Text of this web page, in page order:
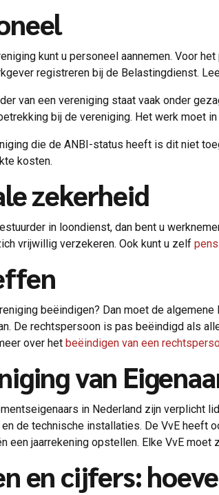
kunt u personeel aannemen. Voor
registreren bij de Belastingdienst.
van een vereniging staat vaak onder
bij de vereniging. Het werk moet
die de ANBI-status heeft is dit niet
kosten.
zekerheid
in loondienst, dan bent u
vrijwillig verzekeren. Ook kunt u zelf
beëindigen? Dan moet de
De rechtspersoon is pas beëindigd als
over het beëindigen van een
van
in Nederland zijn verplicht
de technische installaties. De VvE heeft
een jaarrekening opstellen. Elke VvE moet
en cijfers: